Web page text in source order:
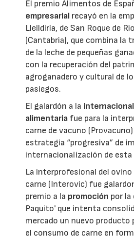
El premio Alimentos de
empresarial recayó en la
Llelldiría, de San Roque de
(Cantabria), que combina la
de la leche de pequeñas
con la recuperación del
agroganadero y cultural de
pasiegos.
El galardón a la
alimentaria fue para la
carne de vacuno
estrategia “progresiva” de
internacionalización de esta
La interprofesional del ovino
carne (Interovic) fue
premio a la promoción por la
Paquito' que intenta
mercado un nuevo
el consumo de carne en